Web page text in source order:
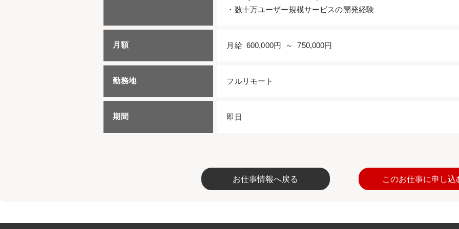
・数十万ユーザー規模サービスの開発経験
月額 月給 600,000円 ～ 750,000円
勤務地 フルリモート
期間 即日
お仕事情報へ戻る このお仕事に申し込